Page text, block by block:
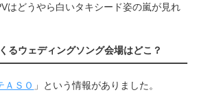
はどうやら白いタキシード姿の嵐が見れ
るウェディングソング会場はどこ？
ＳＯ 」という情報がありました。